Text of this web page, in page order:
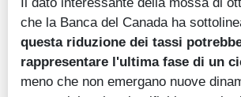
che la Banca del Canada ha
questa riduzione dei tassi
rappresentare l'ultima fase di un
meno che non emergano nuove